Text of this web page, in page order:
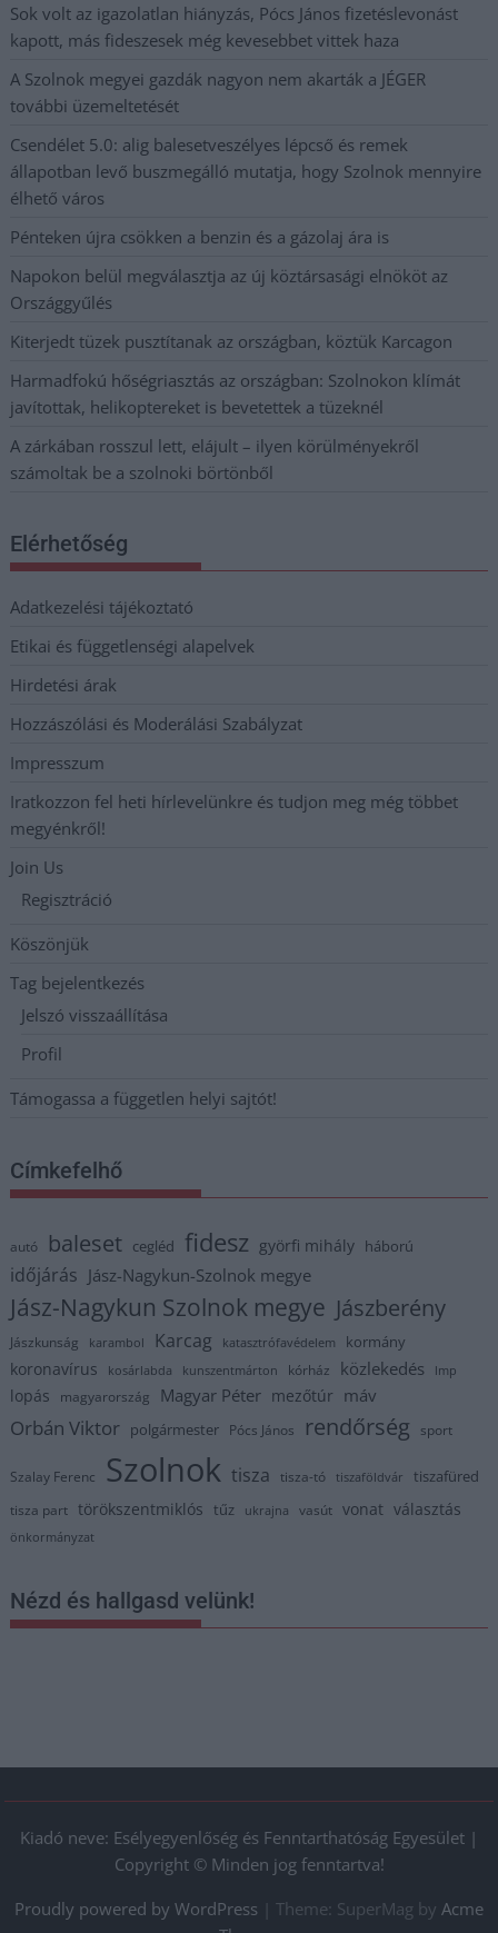
Sok volt az igazolatlan hiányzás, Pócs János fizetéslevonást
kapott, más fideszesek még kevesebbet vittek haza
A Szolnok megyei gazdák nagyon nem akarták a JÉGER
további üzemeltetését
Csendélet 5.0: alig balesetveszélyes lépcső és remek
állapotban levő buszmegálló mutatja, hogy Szolnok mennyire
élhető város
Pénteken újra csökken a benzin és a gázolaj ára is
Napokon belül megválasztja az új köztársasági elnököt az
Országgyűlés
Kiterjedt tüzek pusztítanak az országban, köztük Karcagon
Harmadfokú hőségriasztás az országban: Szolnokon klímát
javítottak, helikoptereket is bevetettek a tüzeknél
A zárkában rosszul lett, elájult – ilyen körülményekről
számoltak be a szolnoki börtönből
Elérhetőség
Adatkezelési tájékoztató
Etikai és függetlenségi alapelvek
Hirdetési árak
Hozzászólási és Moderálási Szabályzat
Impresszum
Iratkozzon fel heti hírlevelünkre és tudjon meg még többet
megyénkről!
Join Us
Regisztráció
Köszönjük
Tag bejelentkezés
Jelszó visszaállítása
Profil
Támogassa a független helyi sajtót!
Címkefelhő
autó baleset cegléd fidesz györfi mihály háború
időjárás Jász-Nagykun-Szolnok megye
Jász-Nagykun Szolnok megye Jászberény
Jászkunság karambol Karcag katasztrófavédelem kormány
koronavírus kosárlabda kunszentmárton kórház közlekedés lmp
lopás magyarország Magyar Péter mezőtúr máv
Orbán Viktor polgármester Pócs János rendőrség sport
Szalay Ferenc Szolnok tisza tisza-tó tiszaföldvár tiszafüred
tisza part törökszentmiklós tűz ukrajna vasút vonat választás
önkormányzat
Nézd és hallgasd velünk!
Kiadó neve: Esélyegyenlőség és Fenntarthatóság Egyesület |
Copyright © Minden jog fenntartva!
Proudly powered by WordPress
Theme: SuperMag by Acme